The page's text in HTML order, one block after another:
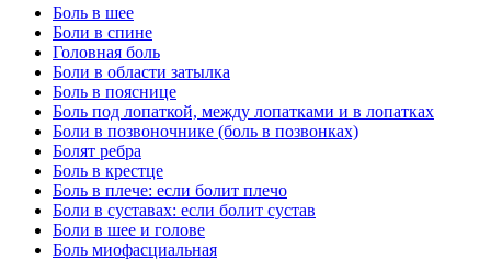
Боль в шее
Боли в спине
Головная боль
Боли в области затылка
Боль в пояснице
Боль под лопаткой, между лопатками и в лопатках
Боли в позвоночнике (боль в позвонках)
Болят ребра
Боль в крестце
Боль в плече: если болит плечо
Боли в суставах: если болит сустав
Боли в шее и голове
Боль миофасциальная